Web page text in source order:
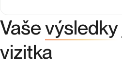
Vaševýsledky
vizitka